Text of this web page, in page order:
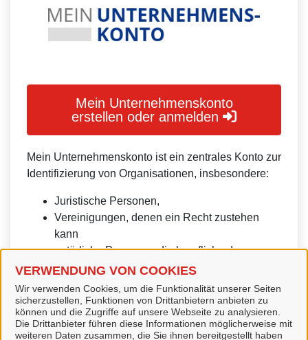
VERWENDUNG VON COOKIES
Wir verwenden Cookies, um die Funktionalität unserer Seiten
sicherzustellen, Funktionen von Drittanbietern anbieten zu
können und die Zugriffe auf unsere Webseite zu analysieren.
Die Drittanbieter führen diese Informationen möglicherweise mit
weiteren Daten zusammen, die Sie ihnen bereitgestellt haben
Mein Unternehmenskonto
erstellen oder anmelden
Mein Unternehmenskonto ist ein zentrales Konto zur
Identifizierung von Organisationen, insbesondere:
Juristische Personen,
Vereinigungen, denen ein Recht zustehen
kann
natürliche Personen, die beruflich oder
gewerblich tätig sind.
Eine Nutzung ist aber auch durch Behörden im
Sinne von § 1 Abs. 4 Verwaltungsverfahrensgesetz
(VwVfG) möglich.